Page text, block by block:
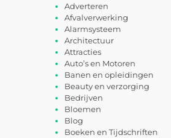
Adverteren
Afvalverwerking
Alarmsysteem
Architectuur
Attracties
Auto’s en Motoren
Banen en opleidingen
Beauty en verzorging
Bedrijven
Bloemen
Blog
Boeken en Tijdschriften